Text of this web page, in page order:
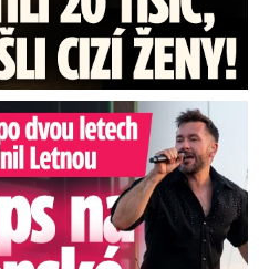
stopla koncert